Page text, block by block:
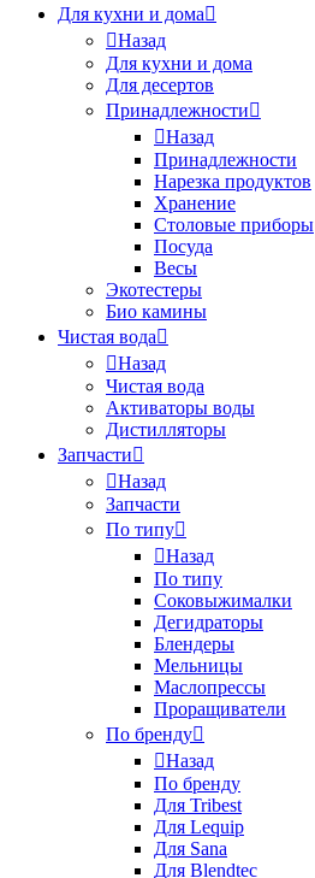
Для кухни и дома
Назад
Для кухни и дома
Для десертов
Принадлежности
Назад
Принадлежности
Нарезка продуктов
Хранение
Столовые приборы
Посуда
Весы
Экотестеры
Био камины
Чистая вода
Назад
Чистая вода
Активаторы воды
Дистилляторы
Запчасти
Назад
Запчасти
По типу
Назад
По типу
Соковыжималки
Дегидраторы
Блендеры
Мельницы
Маслопрессы
Проращиватели
По бренду
Назад
По бренду
Для Tribest
Для Lequip
Для Sana
Для Blendtec